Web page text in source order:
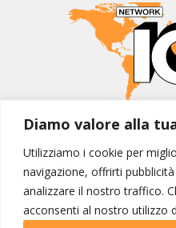
Diamo valore alla
Utilizziamo i cookie per
navigazione, offrirti
analizzare il nostro traffico.
acconsenti al nostro utilizzo
MONDO
I